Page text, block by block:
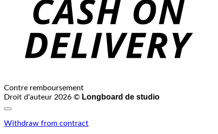
Contre remboursement
Droit d'auteur 2026 © Longboard de studio
Withdraw from contract